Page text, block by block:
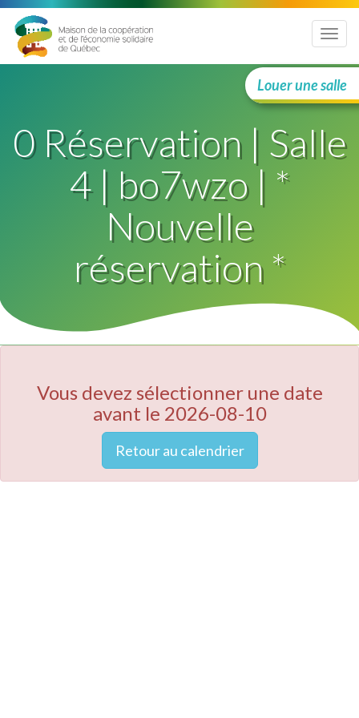
Menu
Louer une salle
0 Réservation | Salle
4 | bo7wzo | *
Nouvelle
réservation *
Vous devez sélectionner une date
avant le 2026-08-10
Retour au calendrier